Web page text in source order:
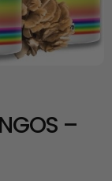
–